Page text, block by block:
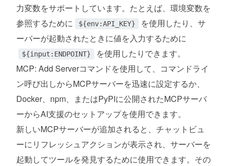
タスク問題マッチャーステータス
画像をLLMに送信
エンジニアリング
拡張機能の更新を確認するためにMarketplace
の新しい/latest APIを使用
貢献者の方への謝辞
問題追跡
プルリクエスト
力変数をサポートしています。たとえば、環境変数を
参照するために
${env:API_KEY}
を使用したり、サ
ーバーが起動されたときに値を入力するために
${input:ENDPOINT}
を使用したりできます。
MCP: Add Serverコマンドを使用して、コマンドライ
ン呼び出しからMCPサーバーを迅速に設定するか、
Docker、npm、またはPyPIに公開されたMCPサーバ
ーからAI支援のセットアップを使用できます。
新しいMCPサーバーが追加されると、チャットビュ
ーにリフレッシュアクションが表示され、サーバーを
起動してツールを発見するために使用できます。その